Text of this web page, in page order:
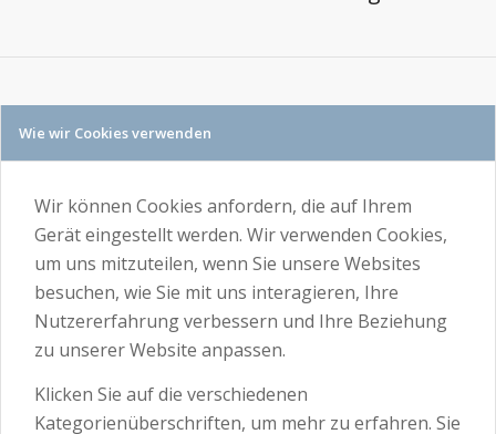
Wie wir Cookies verwenden
Wir können Cookies anfordern, die auf Ihrem
Gerät eingestellt werden. Wir verwenden Cookies,
um uns mitzuteilen, wenn Sie unsere Websites
besuchen, wie Sie mit uns interagieren, Ihre
Nutzererfahrung verbessern und Ihre Beziehung
zu unserer Website anpassen.
Klicken Sie auf die verschiedenen
Kategorienüberschriften, um mehr zu erfahren. Sie